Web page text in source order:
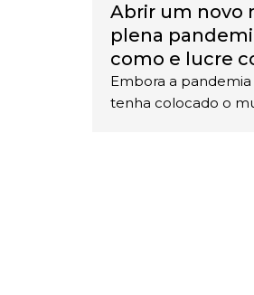
Abrir um novo
plena
como e lucre
Embora a
tenha colocado o